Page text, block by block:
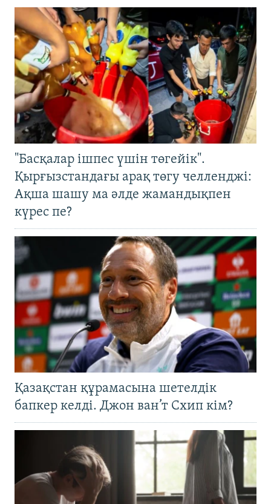
"Басқалар ішпес үшін төгейік".
Қырғызстандағы арақ төгу челленджі:
Ақша шашу ма әлде жамандықпен
күрес пе?
Қазақстан құрамасына шетелдік
бапкер келді. Джон ван’т Схип кім?